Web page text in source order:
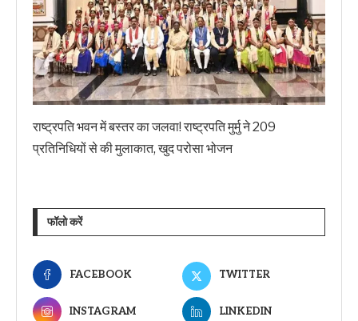
राष्ट्रपति भवन में बस्तर का जलवा! राष्ट्रपति मुर्मु ने 209
प्रतिनिधियों से की मुलाकात, खुद परोसा भोजन
फॉलो करें
FACEBOOK TWITTER
INSTAGRAM LINKEDIN